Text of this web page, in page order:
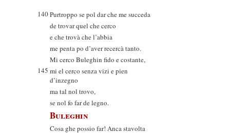
140Purtroppo se pol dar che me succeda
de trovar quel che cerco
e che trovà che l’abbia
me penta po d’aver recercà tanto.
Mi cerco Buleghin fido e costante,
145 mi el cerco senza vizi e pien
d’inzegno
ma tal nol trovo,
se nol fo far de legno.
Buleghin
Cosa ghe possio far! Anca stavolta